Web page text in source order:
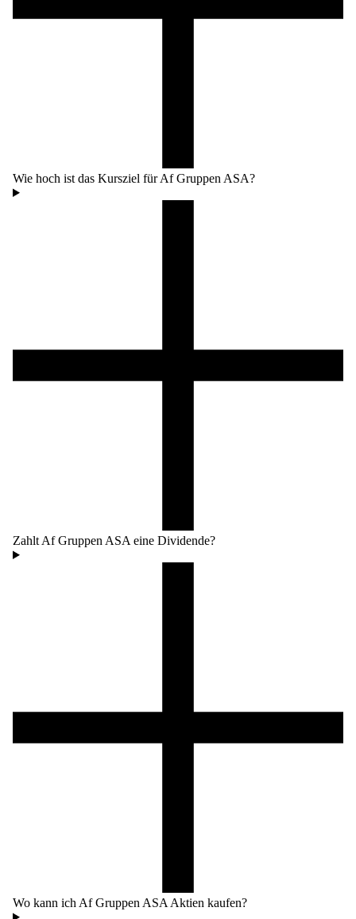
Wie hoch ist das Kursziel für Af Gruppen ASA?
Zahlt Af Gruppen ASA eine Dividende?
Wo kann ich Af Gruppen ASA Aktien kaufen?